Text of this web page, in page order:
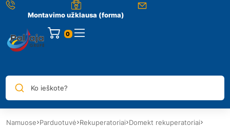
Montavimo užklausa (forma)
0
Ko ieškote?
Namuose Parduotuvė Rekuperatoriai Domekt rekuperatoriai